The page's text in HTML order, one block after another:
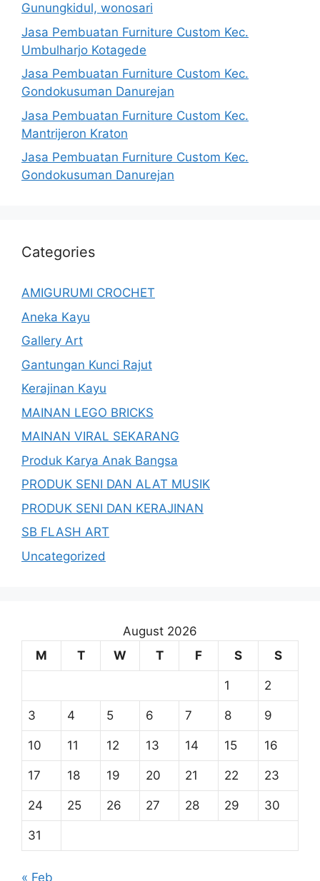
Gunungkidul, wonosari
Jasa Pembuatan Furniture Custom Kec.
Umbulharjo Kotagede
Jasa Pembuatan Furniture Custom Kec.
Gondokusuman Danurejan
Jasa Pembuatan Furniture Custom Kec.
Mantrijeron Kraton
Jasa Pembuatan Furniture Custom Kec.
Gondokusuman Danurejan
Categories
AMIGURUMI CROCHET
Aneka Kayu
Gallery Art
Gantungan Kunci Rajut
Kerajinan Kayu
MAINAN LEGO BRICKS
MAINAN VIRAL SEKARANG
Produk Karya Anak Bangsa
PRODUK SENI DAN ALAT MUSIK
PRODUK SENI DAN KERAJINAN
SB FLASH ART
Uncategorized
August 2026
M
T W T F S S
1 2
3 4 5 6 7 8 9
10 11 12 13 14 15 16
17 18 19 20 21 22 23
24 25 26 27 28 29 30
31
« Feb